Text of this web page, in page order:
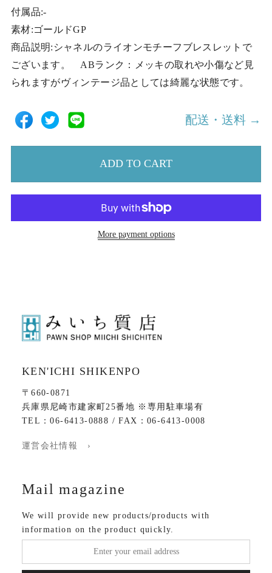
付属品:-
素材:ゴールドGP
商品説明:シャネルのライオンモチーフブレスレットで
ございます。 ABランク：メッキの取れや小傷など見
られますがヴィンテージ品としては綺麗な状態です。
配送・送料 →
ADD TO CART
More payment options
KEN'ICHI SHIKENPO
〒660-0871
兵庫県尼崎市建家町25番地 ※専用駐車場有
TEL：06-6413-0888 / FAX：06-6413-0008
運営会社情報 ›
Mail magazine
We will provide new products/products with
information on the product quickly.